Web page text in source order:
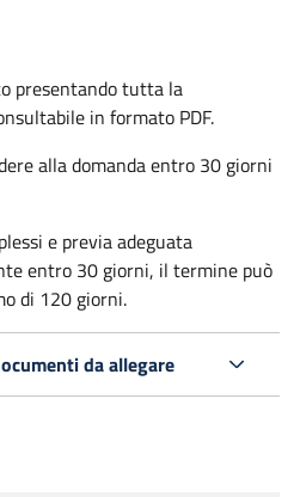
presentando tutta la
in formato PDF.
alla domanda entro 30 giorni
e previa adeguata
entro 30 giorni, il termine può
di 120 giorni.
da allegare